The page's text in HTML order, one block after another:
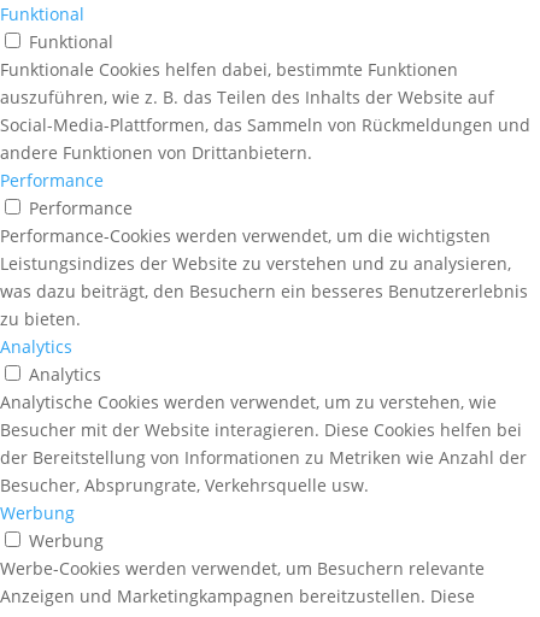
Funktional
Funktional
Funktionale Cookies helfen dabei, bestimmte Funktionen
auszuführen, wie z. B. das Teilen des Inhalts der Website auf
Social-Media-Plattformen, das Sammeln von Rückmeldungen und
andere Funktionen von Drittanbietern.
Performance
Performance
Performance-Cookies werden verwendet, um die wichtigsten
Leistungsindizes der Website zu verstehen und zu analysieren,
was dazu beiträgt, den Besuchern ein besseres Benutzererlebnis
zu bieten.
Analytics
Analytics
Analytische Cookies werden verwendet, um zu verstehen, wie
Besucher mit der Website interagieren. Diese Cookies helfen bei
der Bereitstellung von Informationen zu Metriken wie Anzahl der
Besucher, Absprungrate, Verkehrsquelle usw.
Werbung
Werbung
Werbe-Cookies werden verwendet, um Besuchern relevante
Anzeigen und Marketingkampagnen bereitzustellen. Diese